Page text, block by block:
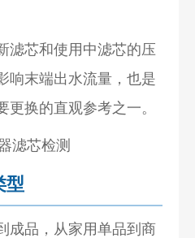
滤芯和使用中滤芯的压
响末端出水流量，也是
更换的直观参考之一。
型
成品，从家用单品到商